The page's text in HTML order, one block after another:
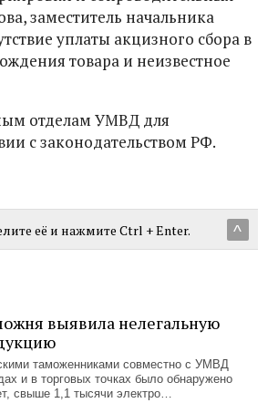
заместитель начальника
уплаты акцизного сбора в
товара и неизвестное
отделам УМВД для
с законодательством РФ.
^
её и нажмите Ctrl + Enter.
выявила нелегальную
таможенниками совместно с УМВД
и в торговых точках было обнаружено
свыше 1,1 тысячи электро…